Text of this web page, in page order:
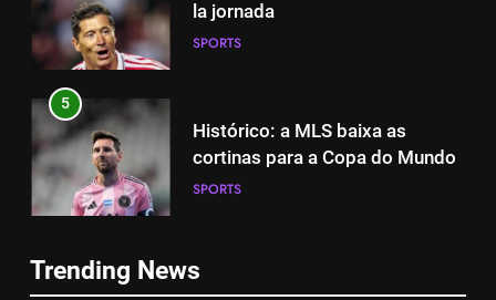
la jornada
SPORTS
5
Histórico: a MLS baixa as
cortinas para a Copa do Mundo
SPORTS
A lesão sofrida por Leo Messi já
Trending News
5
cortinas para a Copa do Mundo